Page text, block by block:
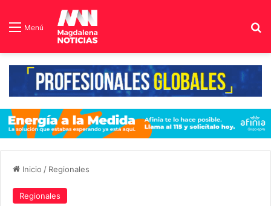
Menú
Inicio / Regionales
Regionales